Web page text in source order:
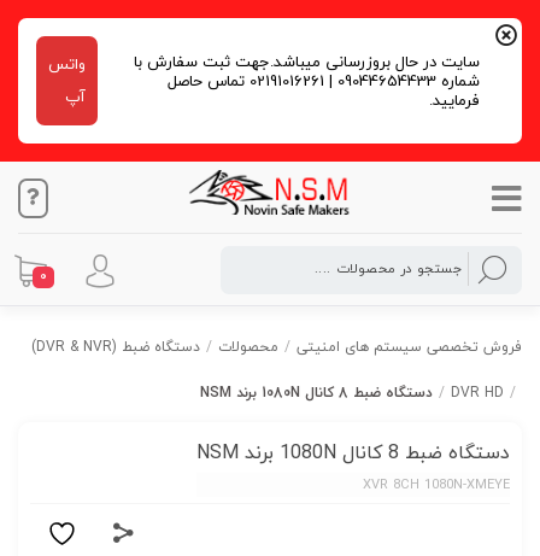
سایت در حال بروزرسانی میباشد.جهت ثبت سفارش با
شماره 09044654433 | 02191016261 تماس حاصل
فرمایید.
واتس
آپ
0
فروش تخصصی سیستم های امنیتی / محصولات / دستگاه ضبط (DVR & NVR)
/
DVR HD
/ دستگاه ضبط 8 کانال 1080N برند NSM
دستگاه ضبط 8 کانال 1080N برند NSM
XVR 8CH 1080N-XMEYE